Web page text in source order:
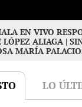
EN VIVO
LÓPEZ ALIAGA |
MARÍA
LO